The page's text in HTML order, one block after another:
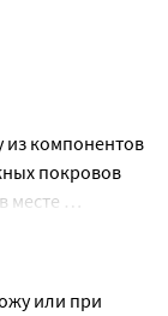
из компонентов
покровов
месте
до 18
или при